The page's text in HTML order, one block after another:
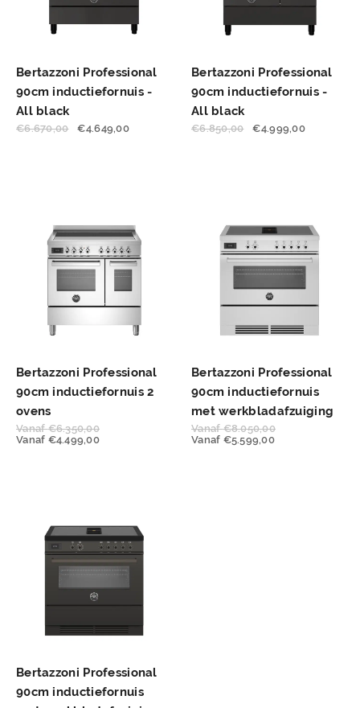
Bertazzoni Professional
90cm inductiefornuis -
All black
€6.670,00 €4.649,00
Bertazzoni Professional
90cm inductiefornuis -
All black
€6.850,00 €4.999,00
Bertazzoni Professional
90cm inductiefornuis 2
ovens
Vanaf€6.350,00
Vanaf €4.499,00
Bertazzoni Professional
90cm inductiefornuis
met werkbladafzuiging
Vanaf€8.050,00
Vanaf €5.599,00
Bertazzoni Professional
90cm inductiefornuis